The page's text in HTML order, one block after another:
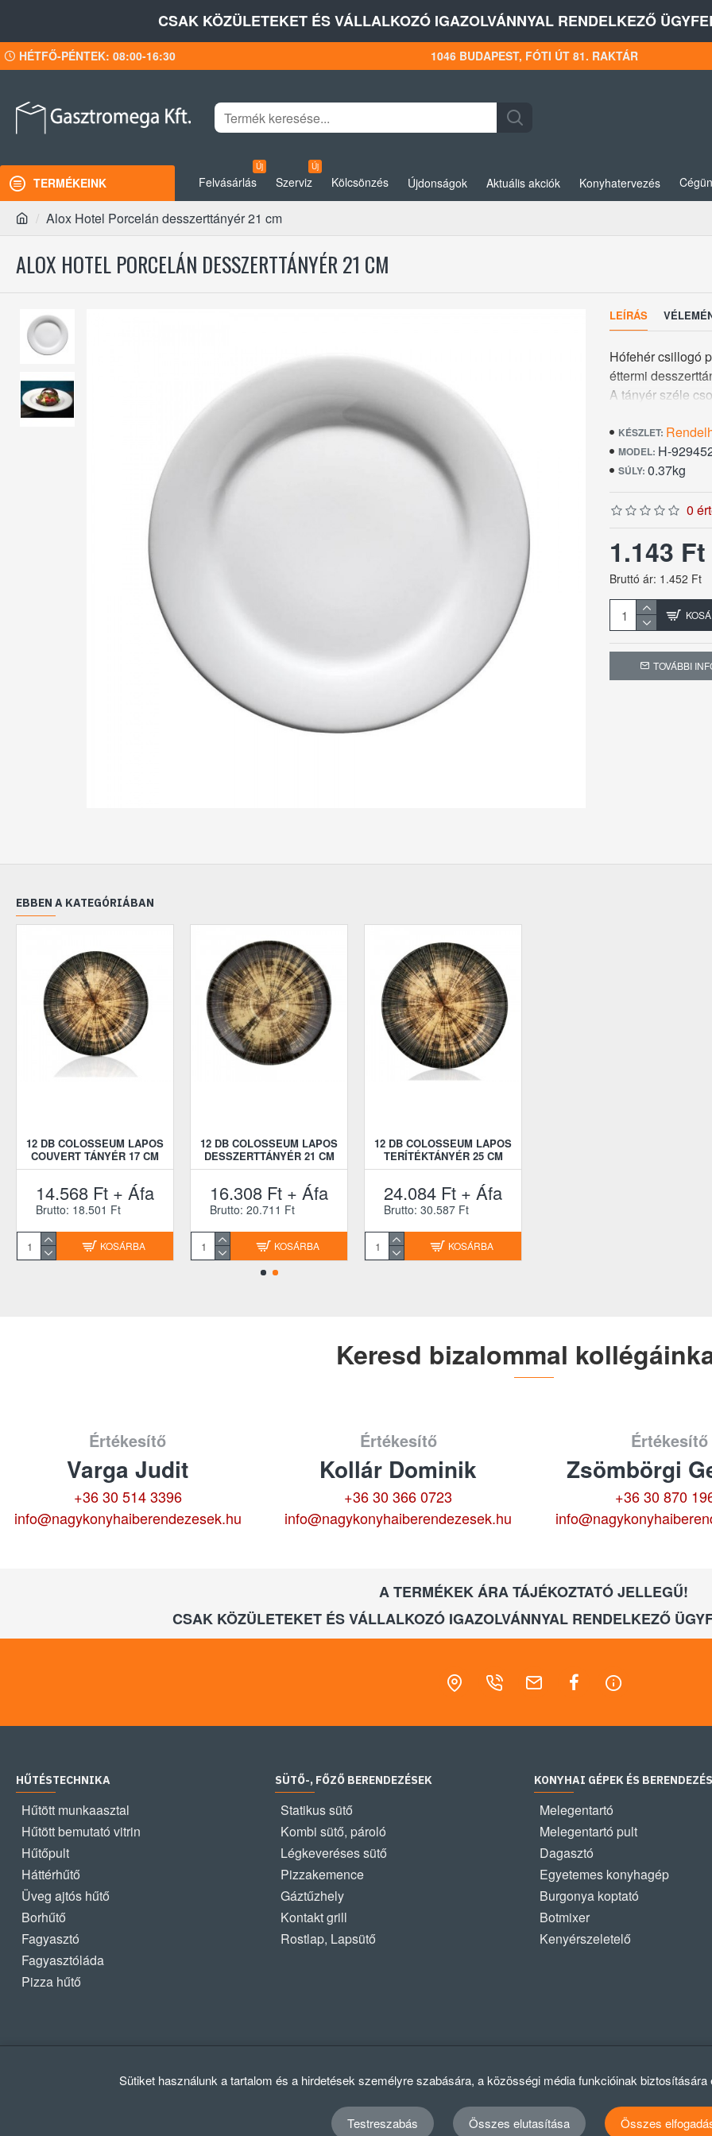
CSAK KÖZÜLETEKET ÉS VÁLLALKOZÓ IGAZOLVÁNNYAL RENDELKEZŐ
HÉTFŐ-PÉNTEK: 08:00-16:30 1046 BUDAPEST, FÓTI ÚT 81. RAKTÁR
TERMÉKEINK Felvásárlás
Új
Szerviz
Új
Kölcsönzés Újdonságok Aktuális akciók Konyhatervezés
Alox Hotel Porcelán desszerttányér 21 cm
ALOX HOTEL PORCELÁN DESSZERTTÁNYÉR 21 CM
LEÍRÁS
Hófehér csillogó
éttermi
A tányér széle
miatt. Ezek a
vásárlástól
KÉSZLET:
MODEL: H-
SÚLY: 0.37kg
0
1.143
Bruttó ár: 1.452 Ft
TOVÁBBI
EBBEN A KATEGÓRIÁBAN
12 DB COLOSSEUM LAPOS
COUVERT TÁNYÉR 17 CM
14.568 Ft + Áfa
Brutto: 18.501 Ft
KOSÁRBA
12 DB COLOSSEUM LAPOS
DESSZERTTÁNYÉR 21 CM
16.308 Ft + Áfa
Brutto: 20.711 Ft
KOSÁRBA
12 DB COLOSSEUM LAPOS
TERÍTÉKTÁNYÉR 25 CM
24.084 Ft + Áfa
Brutto: 30.587 Ft
KOSÁRBA
Keresd bizalommal
Értékesítő
Varga Judit
+36 30 514 3396
info@nagykonyhaiberendezesek.hu
Értékesítő
Kollár Dominik
+36 30 366 0723
info@nagykonyhaiberendezesek.hu
Értékesítő
Zsömbörgi
+36 30 870
A TERMÉKEK ÁRA TÁJÉKOZTATÓ JELLEGŰ!
CSAK KÖZÜLETEKET ÉS VÁLLALKOZÓ IGAZOLVÁNNYAL RENDELKEZŐ
HŰTÉSTECHNIKA
Hűtött munkaasztal
Hűtött bemutató vitrin
Hűtőpult
Háttérhűtő
Üveg ajtós hűtő
Borhűtő
Fagyasztó
Fagyasztóláda
Pizza hűtő
SÜTŐ-, FŐZŐ BERENDEZÉSEK
Statikus sütő
Kombi sütő, pároló
Légkeveréses sütő
Pizzakemence
Gáztűzhely
Kontakt grill
Rostlap, Lapsütő
KONYHAI GÉPEK ÉS
Melegentartó
Melegentartó pult
Dagasztó
Egyetemes konyhagép
Burgonya koptató
Botmixer
Kenyérszeletelő
Sütiket használunk a tartalom és a hirdetések személyre szabására, a közösségi média funkcióinak
Testreszabás Összes elutasítása Összes